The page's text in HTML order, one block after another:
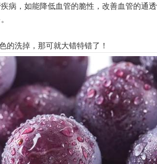
病，如能降低血管的脆性，改善血管的通透
的洗掉，那可就大错特错了！